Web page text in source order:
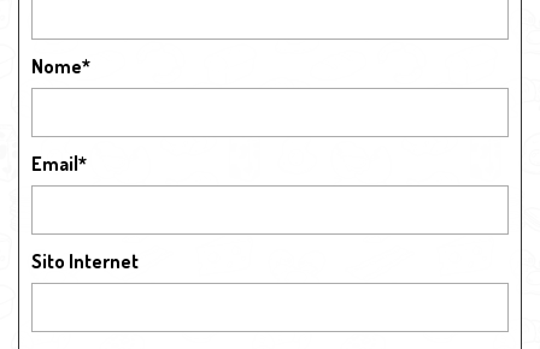
Nome*
Email*
Sito Internet